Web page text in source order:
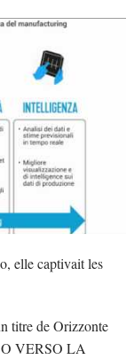
elle captivait les
titre de Orizzonte
VERSO LA